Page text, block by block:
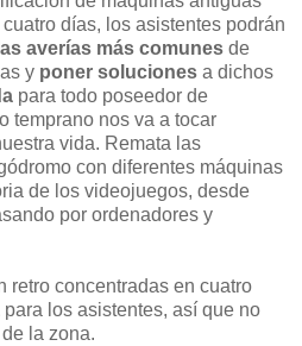
días, los asistentes podrán
averías más comunes de
y poner soluciones a dichos
para todo poseedor de
temprano nos va a tocar
vida. Remata las
con diferentes máquinas
de los videojuegos, desde
por ordenadores y
retro concentradas en cuatro
para los asistentes, así que no
la zona.